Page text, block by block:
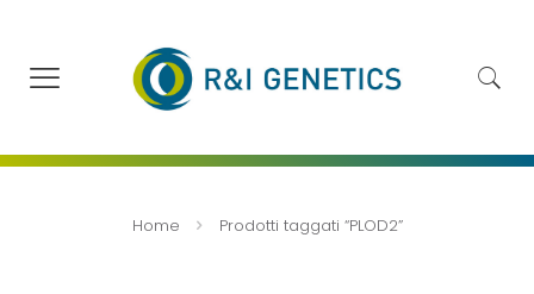
Home Prodotti taggati “PLOD2”